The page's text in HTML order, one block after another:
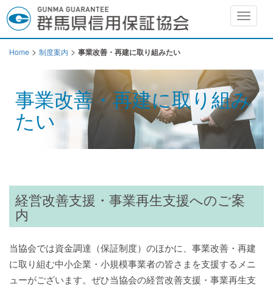
Toggle
Home > 制度案内 > 事業改善・再建に取り組みたい
事業改善・再建に取り組み
たい
経営改善支援・事業再生支援へのご案
内
当協会では資金調達（保証制度）のほかに、事業改善・再建
に取り組む中小企業・小規模事業者の皆さまを支援するメニ
ューがございます。ぜひ当協会の経営改善支援・事業再生支